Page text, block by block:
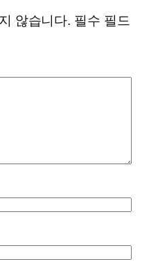
않습니다. 필수 필드